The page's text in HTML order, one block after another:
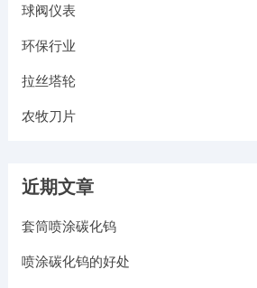
球阀仪表
环保行业
拉丝塔轮
农牧刀片
近期文章
套筒喷涂碳化钨
喷涂碳化钨的好处